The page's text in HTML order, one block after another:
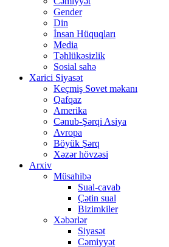
Gender
Din
İnsan Hüquqları
Media
Təhlükəsizlik
Sosial sahə
Xarici Siyasət
Keçmiş Sovet məkanı
Qafqaz
Amerika
Cənub-Şərqi Asiya
Avropa
Böyük Şərq
Xəzər hövzəsi
Arxiv
Müsahibə
Sual-cavab
Çətin sual
Bizimkiler
Xəbərlər
Siyasət
Cəmiyyət